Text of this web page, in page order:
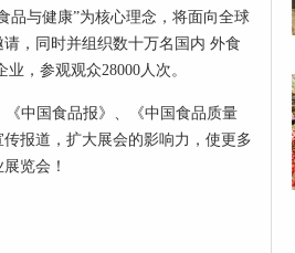
品与健康”为核心理念，将面向全球
，同时并组织数十万名国内 外食
，参观观众28000人次。
中国食品报》、《中国食品质量
报道，扩大展会的影响力，使更多
览会！